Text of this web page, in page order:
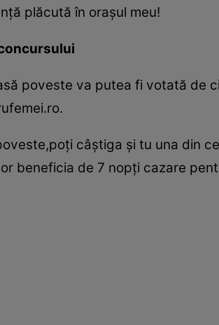
plăcută în oraşul meu!
poveste va putea fi votată de
câştiga şi tu una din
beneficia de 7 nopţi cazare